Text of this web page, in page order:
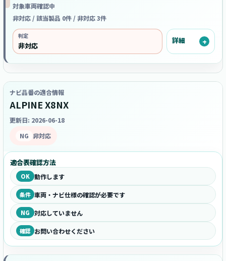
対象車両確認中
非対応 / 該当製品 0件 / 非対応 3件
判定
非対応
詳細
ナビ品番の適合情報
ALPINE X8NX
更新日: 2026-06-18
NG 非対応
適合表確認方法
OK 動作します
条件 車両・ナビ仕様の確認が必要です
NG 対応していません
確認 お問い合わせください